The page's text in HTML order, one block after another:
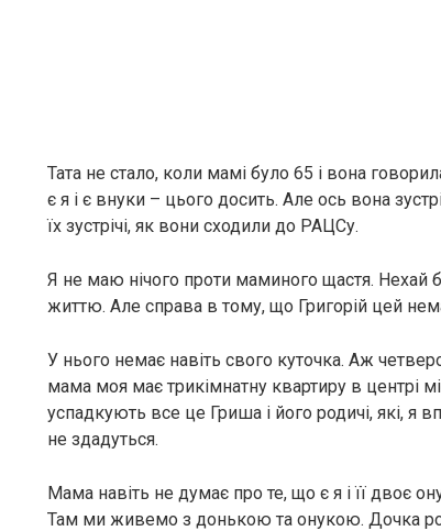
Тата не стало, коли мамі було 65 і вона
є я і є внуки – цього досить. Але ось вона
їх зустрічі, як вони сходили до РАЦСу.
Я не маю нічого проти маминого щастя. Нехай
життю. Але справа в тому, що Григорій цей
У нього немає навіть свого куточка. Аж
мама моя має трикімнатну квартиру в центрі
успадкують все це Гриша і його родичі, які, я
не здадуться.
Мама навіть не думає про те, що є я і її двоє
Там ми живемо з донькою та онукою. Дочка